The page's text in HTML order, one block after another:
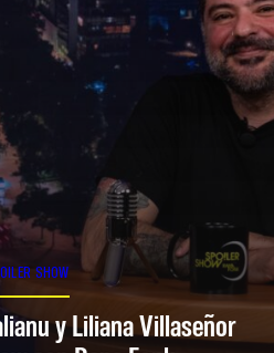
SHOW
y Liliana Villaseñor